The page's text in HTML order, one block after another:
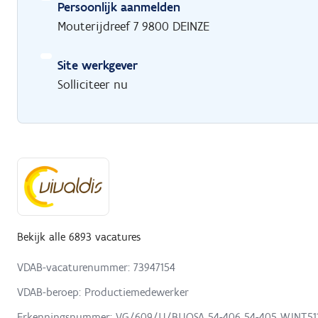
Persoonlijk aanmelden
Mouterijdreef 7 9800 DEINZE
Site werkgever
Solliciteer nu
Bekijk alle 6893 vacatures
VDAB-vacaturenummer: 73947154
VDAB-beroep: Productiemedewerker